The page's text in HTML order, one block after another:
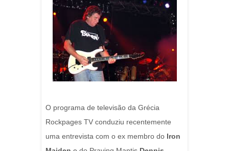
O programa de televisão da Grécia
Rockpages TV conduziu recentemente
uma entrevista com o ex membro do Iron